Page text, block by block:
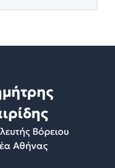
Βόρειου
Αθήνας